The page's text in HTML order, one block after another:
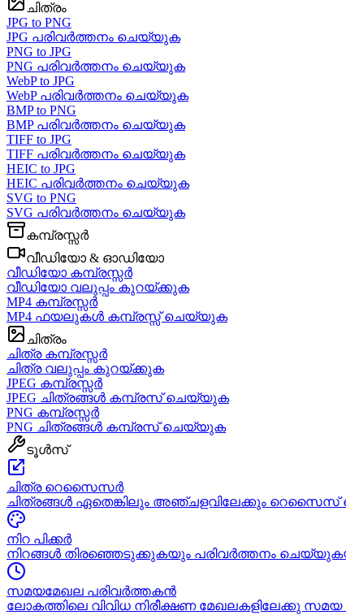
ചിത്രം
JPG to PNG
JPG പരിവർത്തനം ചെയ്യുക
PNG to JPG
PNG പരിവർത്തനം ചെയ്യുക
WebP to JPG
WebP പരിവർത്തനം ചെയ്യുക
BMP to PNG
BMP പരിവർത്തനം ചെയ്യുക
TIFF to JPG
TIFF പരിവർത്തനം ചെയ്യുക
HEIC to JPG
HEIC പരിവർത്തനം ചെയ്യുക
SVG to PNG
SVG പരിവർത്തനം ചെയ്യുക
കമ്പ്രസ്സർ
വീഡിയോ & ഓഡിയോ
വീഡിയോ കമ്പ്രസ്സർ
വീഡിയോ വലുപ്പം കുറയ്ക്കുക
MP4 കമ്പ്രസ്സർ
MP4 ഫയലുകൾ കമ്പ്രസ്സ് ചെയ്യുക
ചിത്രം
ചിത്ര കമ്പ്രസ്സർ
ചിത്ര വലുപ്പം കുറയ്ക്കുക
JPEG കമ്പ്രസ്സർ
JPEG ചിത്രങ്ങൾ കമ്പ്രസ് ചെയ്യുക
PNG കമ്പ്രസ്സർ
PNG ചിത്രങ്ങൾ കമ്പ്രസ് ചെയ്യുക
ടൂൾസ്
ചിത്ര റെസൈസർ
ചിത്രങ്ങൾ ഏതെങ്കിലും അഞ്ചളവിലേക്കും
നിറ പിക്കർ
നിറങ്ങൾ തിരഞ്ഞെടുക്കുകയും പരിവർത്തനം
സമയമേഖല പരിവർത്തകൻ
ലോകത്തിലെ വിവിധ നിരീക്ഷണ മേഖലകളിലേക്കു